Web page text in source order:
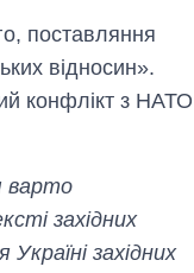
поставляння
відносин».
конфлікт з НАТО
варто
західних
Україні західних